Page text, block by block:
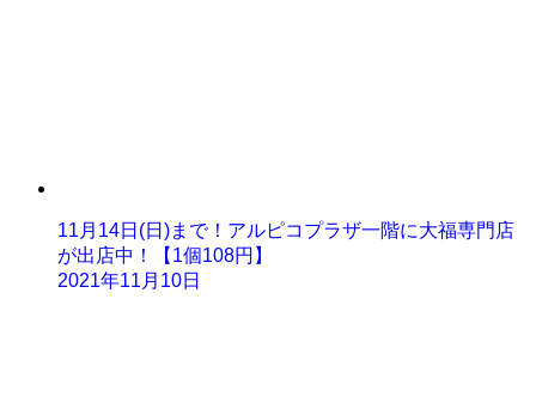
11月14日(日)まで！アルピコプラザ一階に大福専門店
が出店中！【1個108円】
2021年11月10日